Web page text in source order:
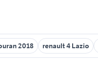
2018 renault 4 Lazio